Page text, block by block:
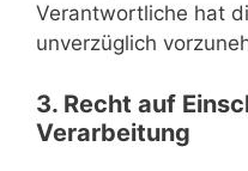
Verantwortliche hat
unverzüglich
3. Recht auf
Verarbeitung